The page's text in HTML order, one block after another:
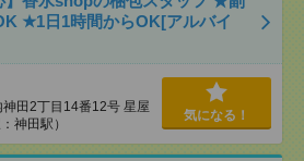
★1日1時間からOK[アルバイ
田2丁目14番12号 星屋
神田駅）
気になる！